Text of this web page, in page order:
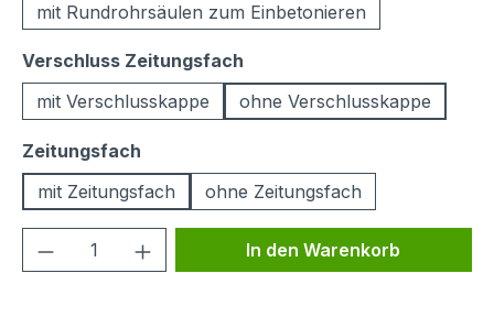
mit Rundrohrsäulen zum Einbetonieren
Verschluss Zeitungsfach
mit Verschlusskappe
ohne Verschlusskappe
Zeitungsfach
mit Zeitungsfach
ohne Zeitungsfach
Produkt Anzahl: Gib denIn den Warenkorb